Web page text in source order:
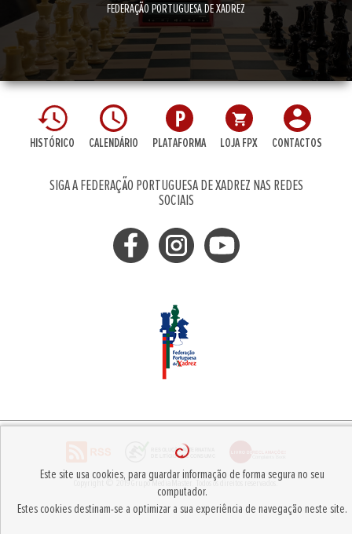
FEDERAÇÃO PORTUGUESA DE XADREZ
HISTÓRICO CALENDÁRIO PLATAFORMA LOJA FPX CONTACTOS
SIGA A FEDERAÇÃO PORTUGUESA DE XADREZ NAS REDES
SOCIAIS
Copyright © 2019 Grupo MediaMaster Todos os direitos reservados.
Este site usa cookies, para guardar informação de forma segura no seu
computador.
Estes cookies destinam-se a optimizar a sua experiência de navegação neste site.